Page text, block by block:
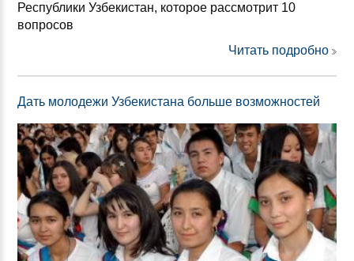
Республики Узбекистан, которое рассмотрит 10
вопросов
Читать подробно
Дать молодежи Узбекистана больше возможностей